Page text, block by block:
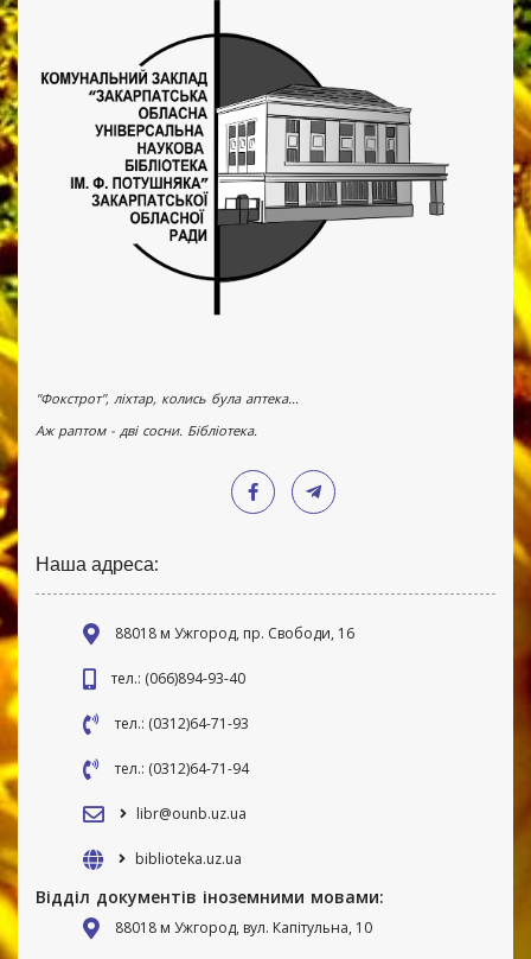
"Фокстрот", ліхтар, колись була аптека...
Аж раптом - дві сосни. Бібліотека.
Наша адреса:
88018 м Ужгород, пр. Свободи, 16
тел.: (066)894-93-40
тел.: (0312)64-71-93
тел.: (0312)64-71-94
libr@ounb.uz.ua
biblioteka.uz.ua
Відділ документів іноземними мовами:
88018 м Ужгород, вул. Капітульна, 10